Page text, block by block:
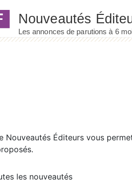
Nouveautés Éditeurs vous
les nouveautés